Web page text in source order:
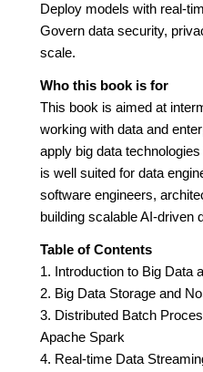
Deploy models with real-
Govern data security,
scale.
Who this book is for
This book is aimed at
working with data and
apply big data
is well suited for data
software engineers,
building scalable AI-driven
Table of Contents
1. Introduction to Big Data
2. Big Data Storage and
3. Distributed Batch
Apache Spark
4. Real-time Data